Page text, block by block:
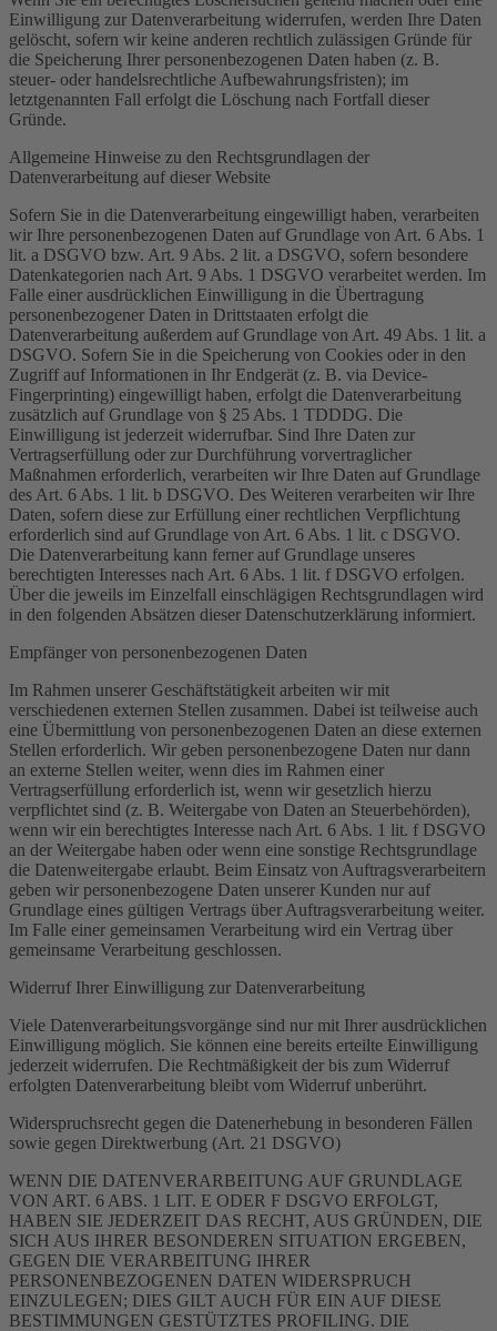
Einwilligung zur Datenverarbeitung widerrufen, werden Ihre Daten
gelöscht, sofern wir keine anderen rechtlich zulässigen Gründe für
die Speicherung Ihrer personenbezogenen Daten haben (z. B.
steuer- oder handelsrechtliche Aufbewahrungsfristen); im
letztgenannten Fall erfolgt die Löschung nach Fortfall dieser
Gründe.
Allgemeine Hinweise zu den Rechtsgrundlagen der
Datenverarbeitung auf dieser Website
Sofern Sie in die Datenverarbeitung eingewilligt haben, verarbeiten
wir Ihre personenbezogenen Daten auf Grundlage von Art. 6 Abs. 1
lit. a DSGVO bzw. Art. 9 Abs. 2 lit. a DSGVO, sofern besondere
Datenkategorien nach Art. 9 Abs. 1 DSGVO verarbeitet werden. Im
Falle einer ausdrücklichen Einwilligung in die Übertragung
personenbezogener Daten in Drittstaaten erfolgt die
Datenverarbeitung außerdem auf Grundlage von Art. 49 Abs. 1 lit. a
DSGVO. Sofern Sie in die Speicherung von Cookies oder in den
Zugriff auf Informationen in Ihr Endgerät (z. B. via Device-
Fingerprinting) eingewilligt haben, erfolgt die Datenverarbeitung
zusätzlich auf Grundlage von § 25 Abs. 1 TDDDG. Die
Einwilligung ist jederzeit widerrufbar. Sind Ihre Daten zur
Vertragserfüllung oder zur Durchführung vorvertraglicher
Maßnahmen erforderlich, verarbeiten wir Ihre Daten auf Grundlage
des Art. 6 Abs. 1 lit. b DSGVO. Des Weiteren verarbeiten wir Ihre
Daten, sofern diese zur Erfüllung einer rechtlichen Verpflichtung
erforderlich sind auf Grundlage von Art. 6 Abs. 1 lit. c DSGVO.
Die Datenverarbeitung kann ferner auf Grundlage unseres
berechtigten Interesses nach Art. 6 Abs. 1 lit. f DSGVO erfolgen.
Über die jeweils im Einzelfall einschlägigen Rechtsgrundlagen wird
in den folgenden Absätzen dieser Datenschutzerklärung informiert.
Empfänger von personenbezogenen Daten
Im Rahmen unserer Geschäftstätigkeit arbeiten wir mit
verschiedenen externen Stellen zusammen. Dabei ist teilweise auch
eine Übermittlung von personenbezogenen Daten an diese externen
Stellen erforderlich. Wir geben personenbezogene Daten nur dann
an externe Stellen weiter, wenn dies im Rahmen einer
Vertragserfüllung erforderlich ist, wenn wir gesetzlich hierzu
verpflichtet sind (z. B. Weitergabe von Daten an Steuerbehörden),
wenn wir ein berechtigtes Interesse nach Art. 6 Abs. 1 lit. f DSGVO
an der Weitergabe haben oder wenn eine sonstige Rechtsgrundlage
die Datenweitergabe erlaubt. Beim Einsatz von Auftragsverarbeitern
geben wir personenbezogene Daten unserer Kunden nur auf
Grundlage eines gültigen Vertrags über Auftragsverarbeitung weiter.
Im Falle einer gemeinsamen Verarbeitung wird ein Vertrag über
gemeinsame Verarbeitung geschlossen.
Widerruf Ihrer Einwilligung zur Datenverarbeitung
Viele Datenverarbeitungsvorgänge sind nur mit Ihrer ausdrücklichen
Einwilligung möglich. Sie können eine bereits erteilte Einwilligung
jederzeit widerrufen. Die Rechtmäßigkeit der bis zum Widerruf
erfolgten Datenverarbeitung bleibt vom Widerruf unberührt.
Widerspruchsrecht gegen die Datenerhebung in besonderen Fällen
sowie gegen Direktwerbung (Art. 21 DSGVO)
WENN DIE DATENVERARBEITUNG AUF GRUNDLAGE
VON ART. 6 ABS. 1 LIT. E ODER F DSGVO ERFOLGT,
HABEN SIE JEDERZEIT DAS RECHT, AUS GRÜNDEN, DIE
SICH AUS IHRER BESONDEREN SITUATION ERGEBEN,
GEGEN DIE VERARBEITUNG IHRER
PERSONENBEZOGENEN DATEN WIDERSPRUCH
EINZULEGEN; DIES GILT AUCH FÜR EIN AUF DIESE
BESTIMMUNGEN GESTÜTZTES PROFILING. DIE